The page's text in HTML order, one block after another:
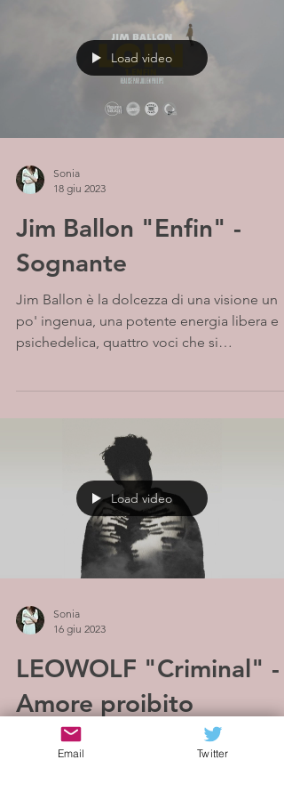
Load video
Sonia
18 giu 2023
Jim Ballon "Enfin" -
Sognante
Jim Ballon è la dolcezza di una visione un
po' ingenua, una potente energia libera e
psichedelica, quattro voci che si
Load video
Sonia
16 giu 2023
LEOWOLF "Criminal" -
Amore proibito
Cresciuto in una famiglia che apprezzava sia
il rigore che l'incoscienza, LEOWOLF
Email Twitter